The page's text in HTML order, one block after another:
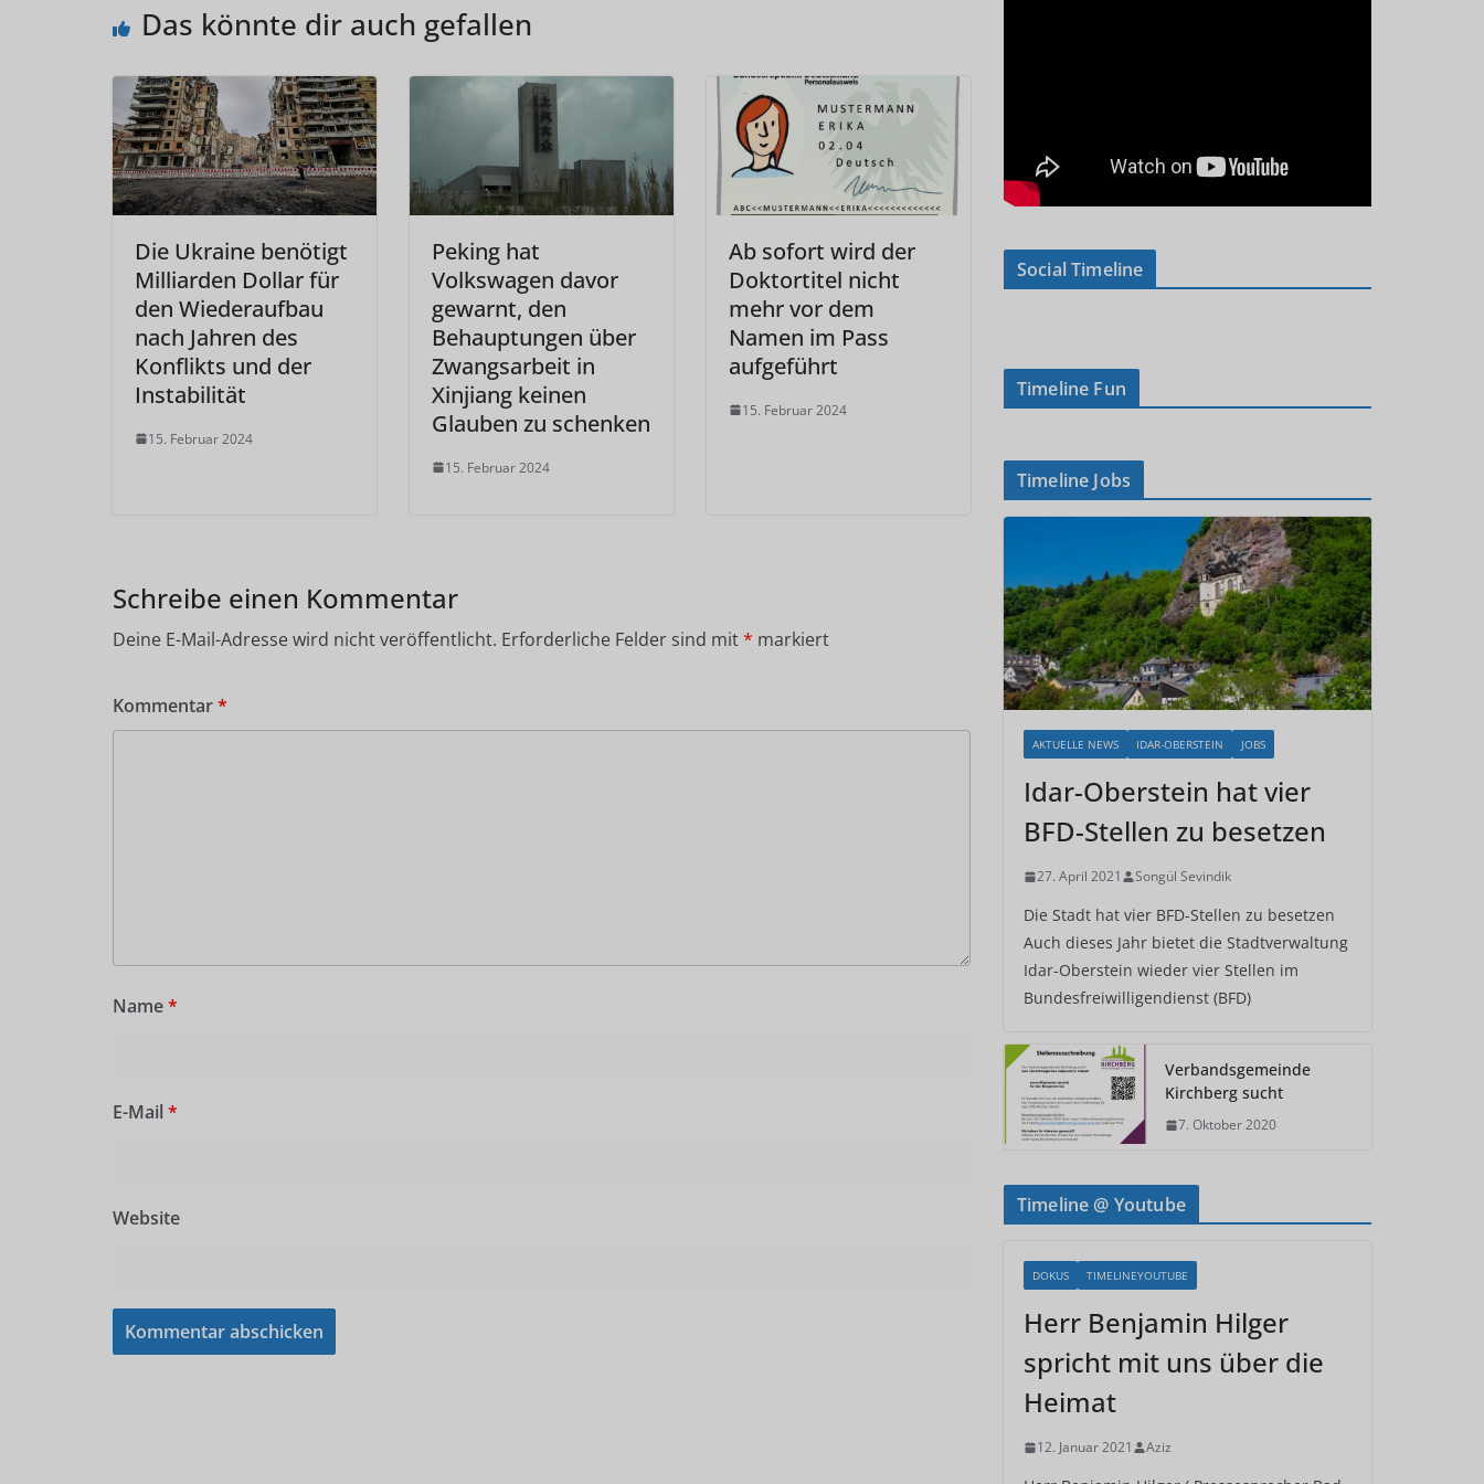
Das könnte dir auch gefallen
Die Ukraine benötigt
Milliarden Dollar für
den Wiederaufbau
nach Jahren des
Konflikts und der
Instabilität
15. Februar 2024
Peking hat
Volkswagen davor
gewarnt, den
Behauptungen über
Zwangsarbeit in
Xinjiang keinen
Glauben zu schenken
15. Februar 2024
Ab sofort wird der
Doktortitel nicht
mehr vor dem
Namen im Pass
aufgeführt
15. Februar 2024
Schreibe einen Kommentar
Deine E-Mail-Adresse wird nicht veröffentlicht. Erforderliche Felder sind mit* markiert
Kommentar*
Name*
E-Mail *
Website
Social Timeline
Timeline Fun
Timeline Jobs
AKTUELLE NEWS IDAR-OBERSTEIN JOBS
Idar-Oberstein hat vier
BFD-Stellen zu besetzen
27. April 2021 Songül Sevindik
Die Stadt hat vier BFD-Stellen zu besetzen
Auch dieses Jahr bietet die Stadtverwaltung
Idar-Oberstein wieder vier Stellen im
Bundesfreiwilligendienst (BFD)
Verbandsgemeinde
Kirchberg sucht
7. Oktober 2020
Timeline @ Youtube
DOKUS TIMELINEYOUTUBE
Herr Benjamin Hilger
spricht mit uns über die
Heimat
12. Januar 2021 Aziz